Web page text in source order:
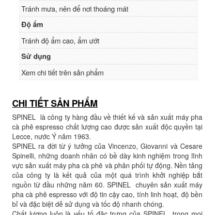
Tránh mưa, nên để nơi thoáng mát
Độ ẩm
Tránh độ ẩm cao, ẩm ướt
Sử dụng
Xem chi tiết trên sản phẩm
CHI TIẾT SẢN PHẨM
SPINEL là công ty hàng đầu về thiết kế và sản xuất máy pha
cà phê espresso chất lượng cao được sản xuất độc quyền tại
Lecce, nước Ý năm 1963.
SPINEL ra đời từ ý tưởng của Vincenzo, Giovanni và Cesare
Spinelli, những doanh nhân có bề dày kinh nghiệm trong lĩnh
vực sản xuất máy pha cà phê và phân phối tự động. Nền tảng
của công ty là kết quả của một quá trình khởi nghiệp bắt
nguồn từ đầu những năm 60. SPINEL chuyên sản xuất máy
pha cà phê espresso với độ tin cậy cao, tính linh hoạt, độ bền
bỉ và đặc biệt dễ sử dụng và tốc độ nhanh chóng.